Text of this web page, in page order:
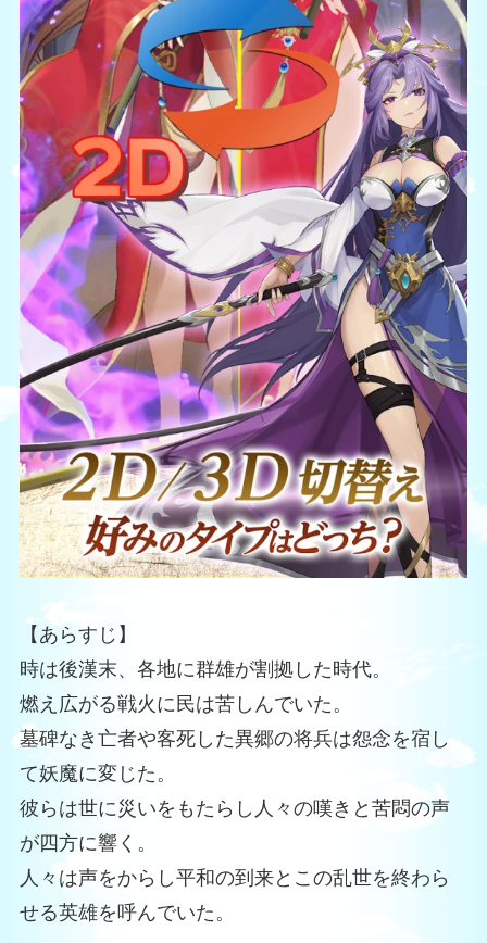
【あらすじ】
時は後漢末、各地に群雄が割拠した時代。
燃え広がる戦火に民は苦しんでいた。
墓碑なき亡者や客死した異郷の将兵は怨念を宿し
て妖魔に変じた。
彼らは世に災いをもたらし人々の嘆きと苦悶の声
が四方に響く。
人々は声をからし平和の到来とこの乱世を終わら
せる英雄を呼んでいた。